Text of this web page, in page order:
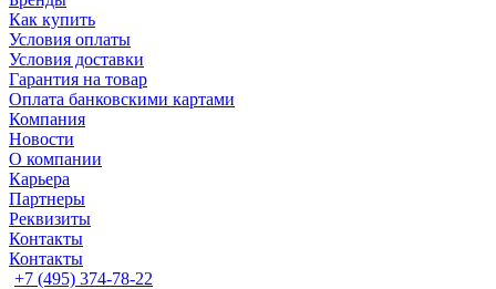
Как купить
Условия оплаты
Условия доставки
Гарантия на товар
Оплата банковскими картами
Компания
Новости
О компании
Карьера
Партнеры
Реквизиты
Контакты
Контакты
+7 (495) 374-78-22